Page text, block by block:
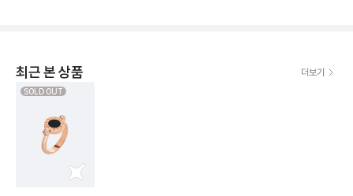
최근 본 상품 더보기
SOLD OUT